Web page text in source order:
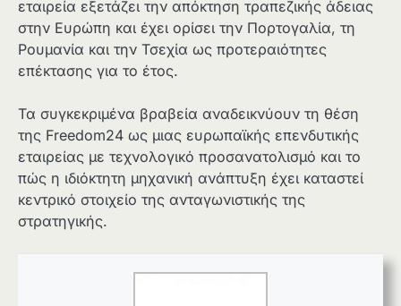
εταιρεία εξετάζει την απόκτηση τραπεζικής άδειας
στην Ευρώπη και έχει ορίσει την Πορτογαλία, τη
Ρουμανία και την Τσεχία ως προτεραιότητες
επέκτασης για το έτος.
Τα συγκεκριμένα βραβεία αναδεικνύουν τη θέση
της Freedom24 ως μιας ευρωπαϊκής επενδυτικής
εταιρείας με τεχνολογικό προσανατολισμό και το
πώς η ιδιόκτητη μηχανική ανάπτυξη έχει καταστεί
κεντρικό στοιχείο της ανταγωνιστικής της
στρατηγικής.